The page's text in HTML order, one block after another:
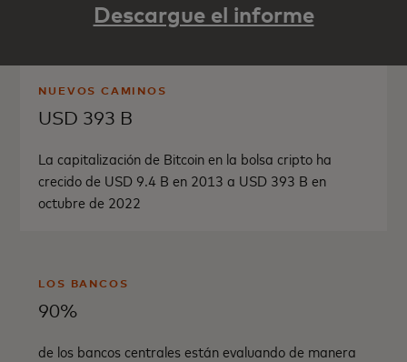
Descargue el informe
NUEVOS CAMINOS
USD 393 B
La capitalización de Bitcoin en la bolsa cripto ha
crecido de USD 9.4 B en 2013 a USD 393 B en
octubre de 2022
LOS BANCOS
90%
de los bancos centrales están evaluando de manera